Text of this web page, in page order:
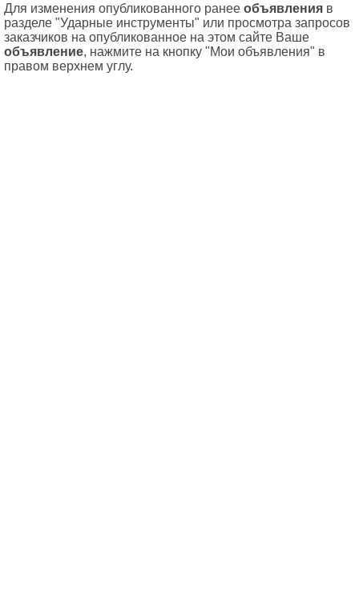
Для изменения опубликованного ранее объявления в
разделе "Ударные инструменты" или просмотра запросов
заказчиков на опубликованное на этом сайте Ваше
объявление, нажмите на кнопку "Мои объявления" в
правом верхнем углу.